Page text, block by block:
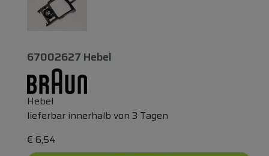
67002627 Hebel
Hebel
lieferbar innerhalb von 3 Tagen
€ 6,54